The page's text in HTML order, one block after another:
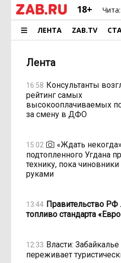
18+ Чита:
ЛЕНТА ZAB.TV
Лента
16:58 Консультанты
рейтинг самых
высокооплачиваемых
за смену в ДФО
15:02
«Ждать
подтопленного Угдана
технику, пока чиновники
руками
13:44 Правительство РФ
топливо стандарта
12:33 Власти: Забайкалье
переживает